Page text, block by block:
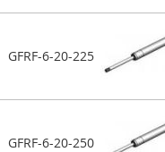
GFRF-6-20-225
GFRF-6-20-250